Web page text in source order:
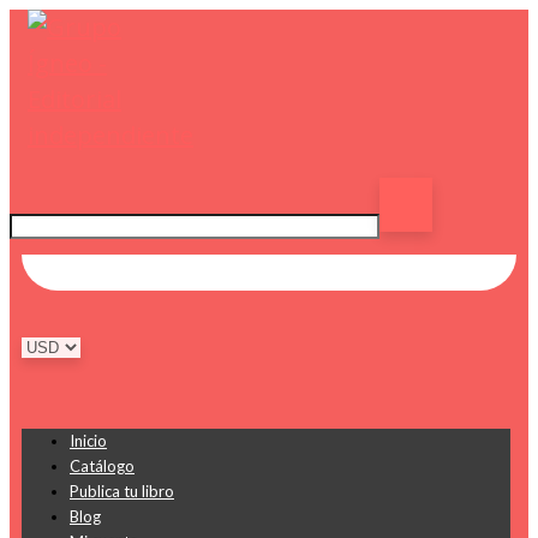
Inicio
Catálogo
Publica tu libro
Blog